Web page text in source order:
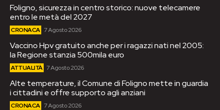
Foligno, sicurezza in centro storico: nuove telecamere
entro le metà del 2027
CRONACA 7 Agosto 2026
Vaccino Hpv gratuito anche per i ragazzi nati nel 2005:
la Regione stanzia 500mila euro
ATTUALITÀ 7 Agosto 2026
Alte temperature, il Comune di Foligno mette in guardia
i cittadini e offre supporto agli anziani
CRONACA 7 Agosto 2026